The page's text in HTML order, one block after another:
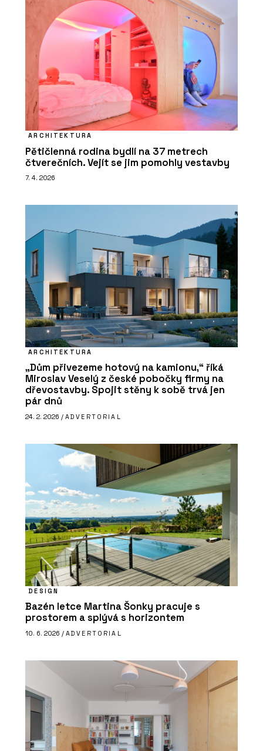
ARCHITEKTURA
Pětičlenná rodina bydlí na 37 metrech
čtverečních. Vejít se jim pomohly vestavby
7. 4. 2026
ARCHITEKTURA
„Dům přivezeme hotový na kamionu,“ říká
Miroslav Veselý z české pobočky firmy na
dřevostavby. Spojit stěny k sobě trvá jen
pár dnů
24. 2. 2026 / ADVERTORIAL
DESIGN
Bazén letce Martina Šonky pracuje s
prostorem a splývá s horizontem
10. 6. 2026 / ADVERTORIAL